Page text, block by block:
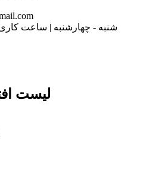
شنبه - چهارشنبه | ساعت کاری 9 صبح تا 19
لیست